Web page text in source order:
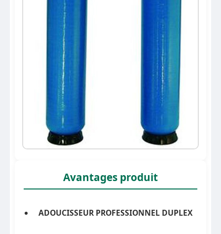
Avantages produit
ADOUCISSEUR PROFESSIONNEL DUPLEX